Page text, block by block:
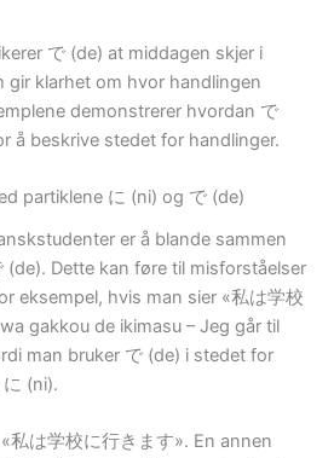
で (de) at middagen skjer i
gir klarhet om hvor handlingen
demonstrerer hvordan で
å beskrive stedet for handlinger.
partiklene に (ni) og で (de)
er å blande sammen
(de). Dette kan føre til misforståelser
eksempel, hvis man sier «私は学校
gakkou de ikimasu – Jeg går til
man bruker で (de) i stedet for
(ni).
は学校に行きます». En annen